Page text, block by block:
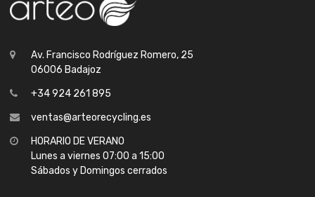
Av. Francisco Rodríguez Romero, 25
06006 Badajoz
+34 924 261 895
ventas@arteorecycling.es
HORARIO DE VERANO
Lunes a viernes 07:00 a 15:00
Sábados y Domingos cerrados